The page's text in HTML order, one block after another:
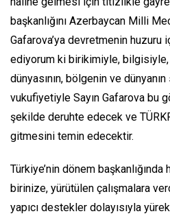
başkanlığını Azerbaycan Milli
Gafarova’ya devretmenin huzuru
ediyorum ki birikimiyle,
dünyasının, bölgenin ve
vukufiyetiyle Sayın Gafarova bu
şekilde deruhte edecek ve
gitmesini temin edecektir.
Türkiye’nin dönem
birinize, yürütülen çalışmalara
yapıcı destekler dolayısıyla